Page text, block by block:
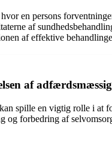
en persons
af
af ​​effektive
af
spille en vigtig rolle i at
og forbedring af